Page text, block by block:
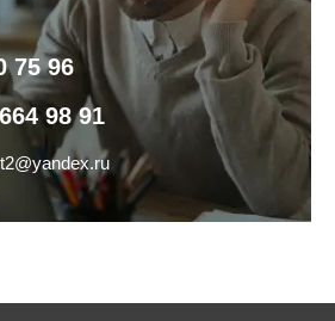
75 96 8 800 200 75 96
98 91